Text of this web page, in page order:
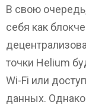
В свою
себя как
точки Helium
Wi-Fi или
данных.